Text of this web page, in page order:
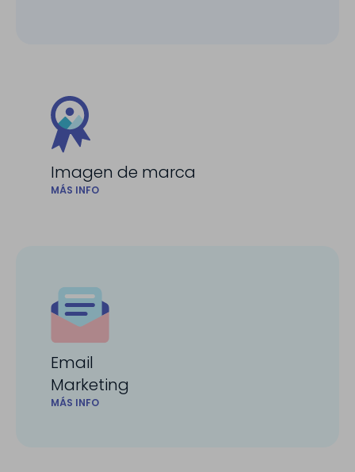
Imagen de marca
MÁS INFO
Email
Marketing
MÁS INFO